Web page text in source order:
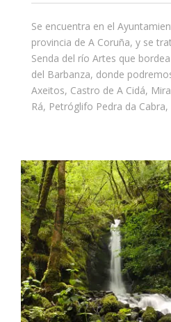
Se encuentra en el
provincia de A Coruña, y se
Senda del río Artes que
del Barbanza, donde
Axeitos, Castro de A Cidá,
Rá, Petróglifo Pedra da